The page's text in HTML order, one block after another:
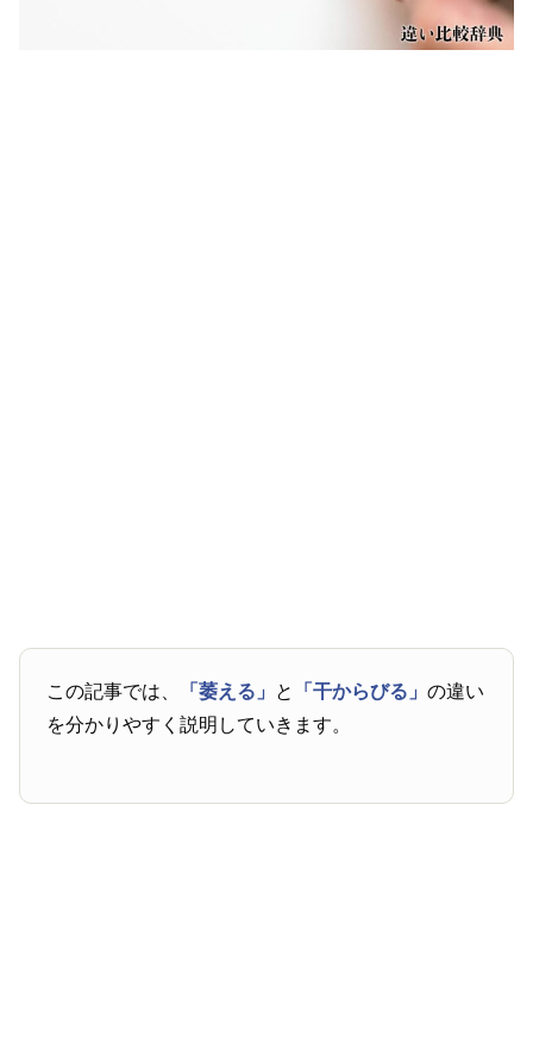
この記事では、 「萎える」 と 「干からびる」の違い
を分かりやすく説明していきます。